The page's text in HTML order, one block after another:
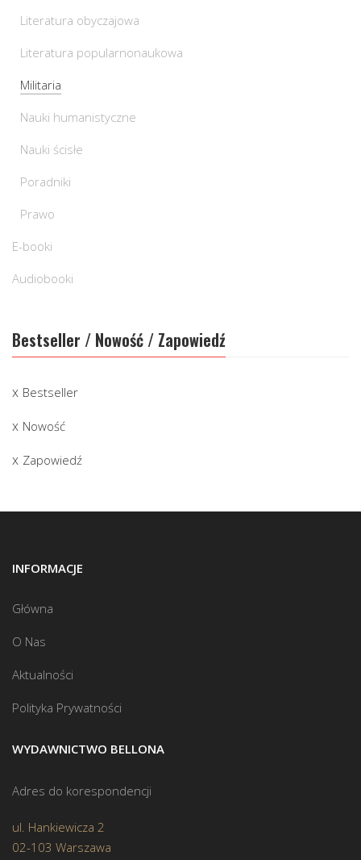
Literatura obyczajowa
Literatura popularnonaukowa
Militaria
Nauki humanistyczne
Nauki ścisłe
Poradniki
Prawo
E-booki
Audiobooki
Bestseller / Nowość / Zapowiedź
Bestseller
Nowość
Zapowiedź
INFORMACJE
Główna
O Nas
Aktualności
Polityka Prywatności
WYDAWNICTWO BELLONA
Adres do korespondencji
ul. Hankiewicza 2
02-103 Warszawa